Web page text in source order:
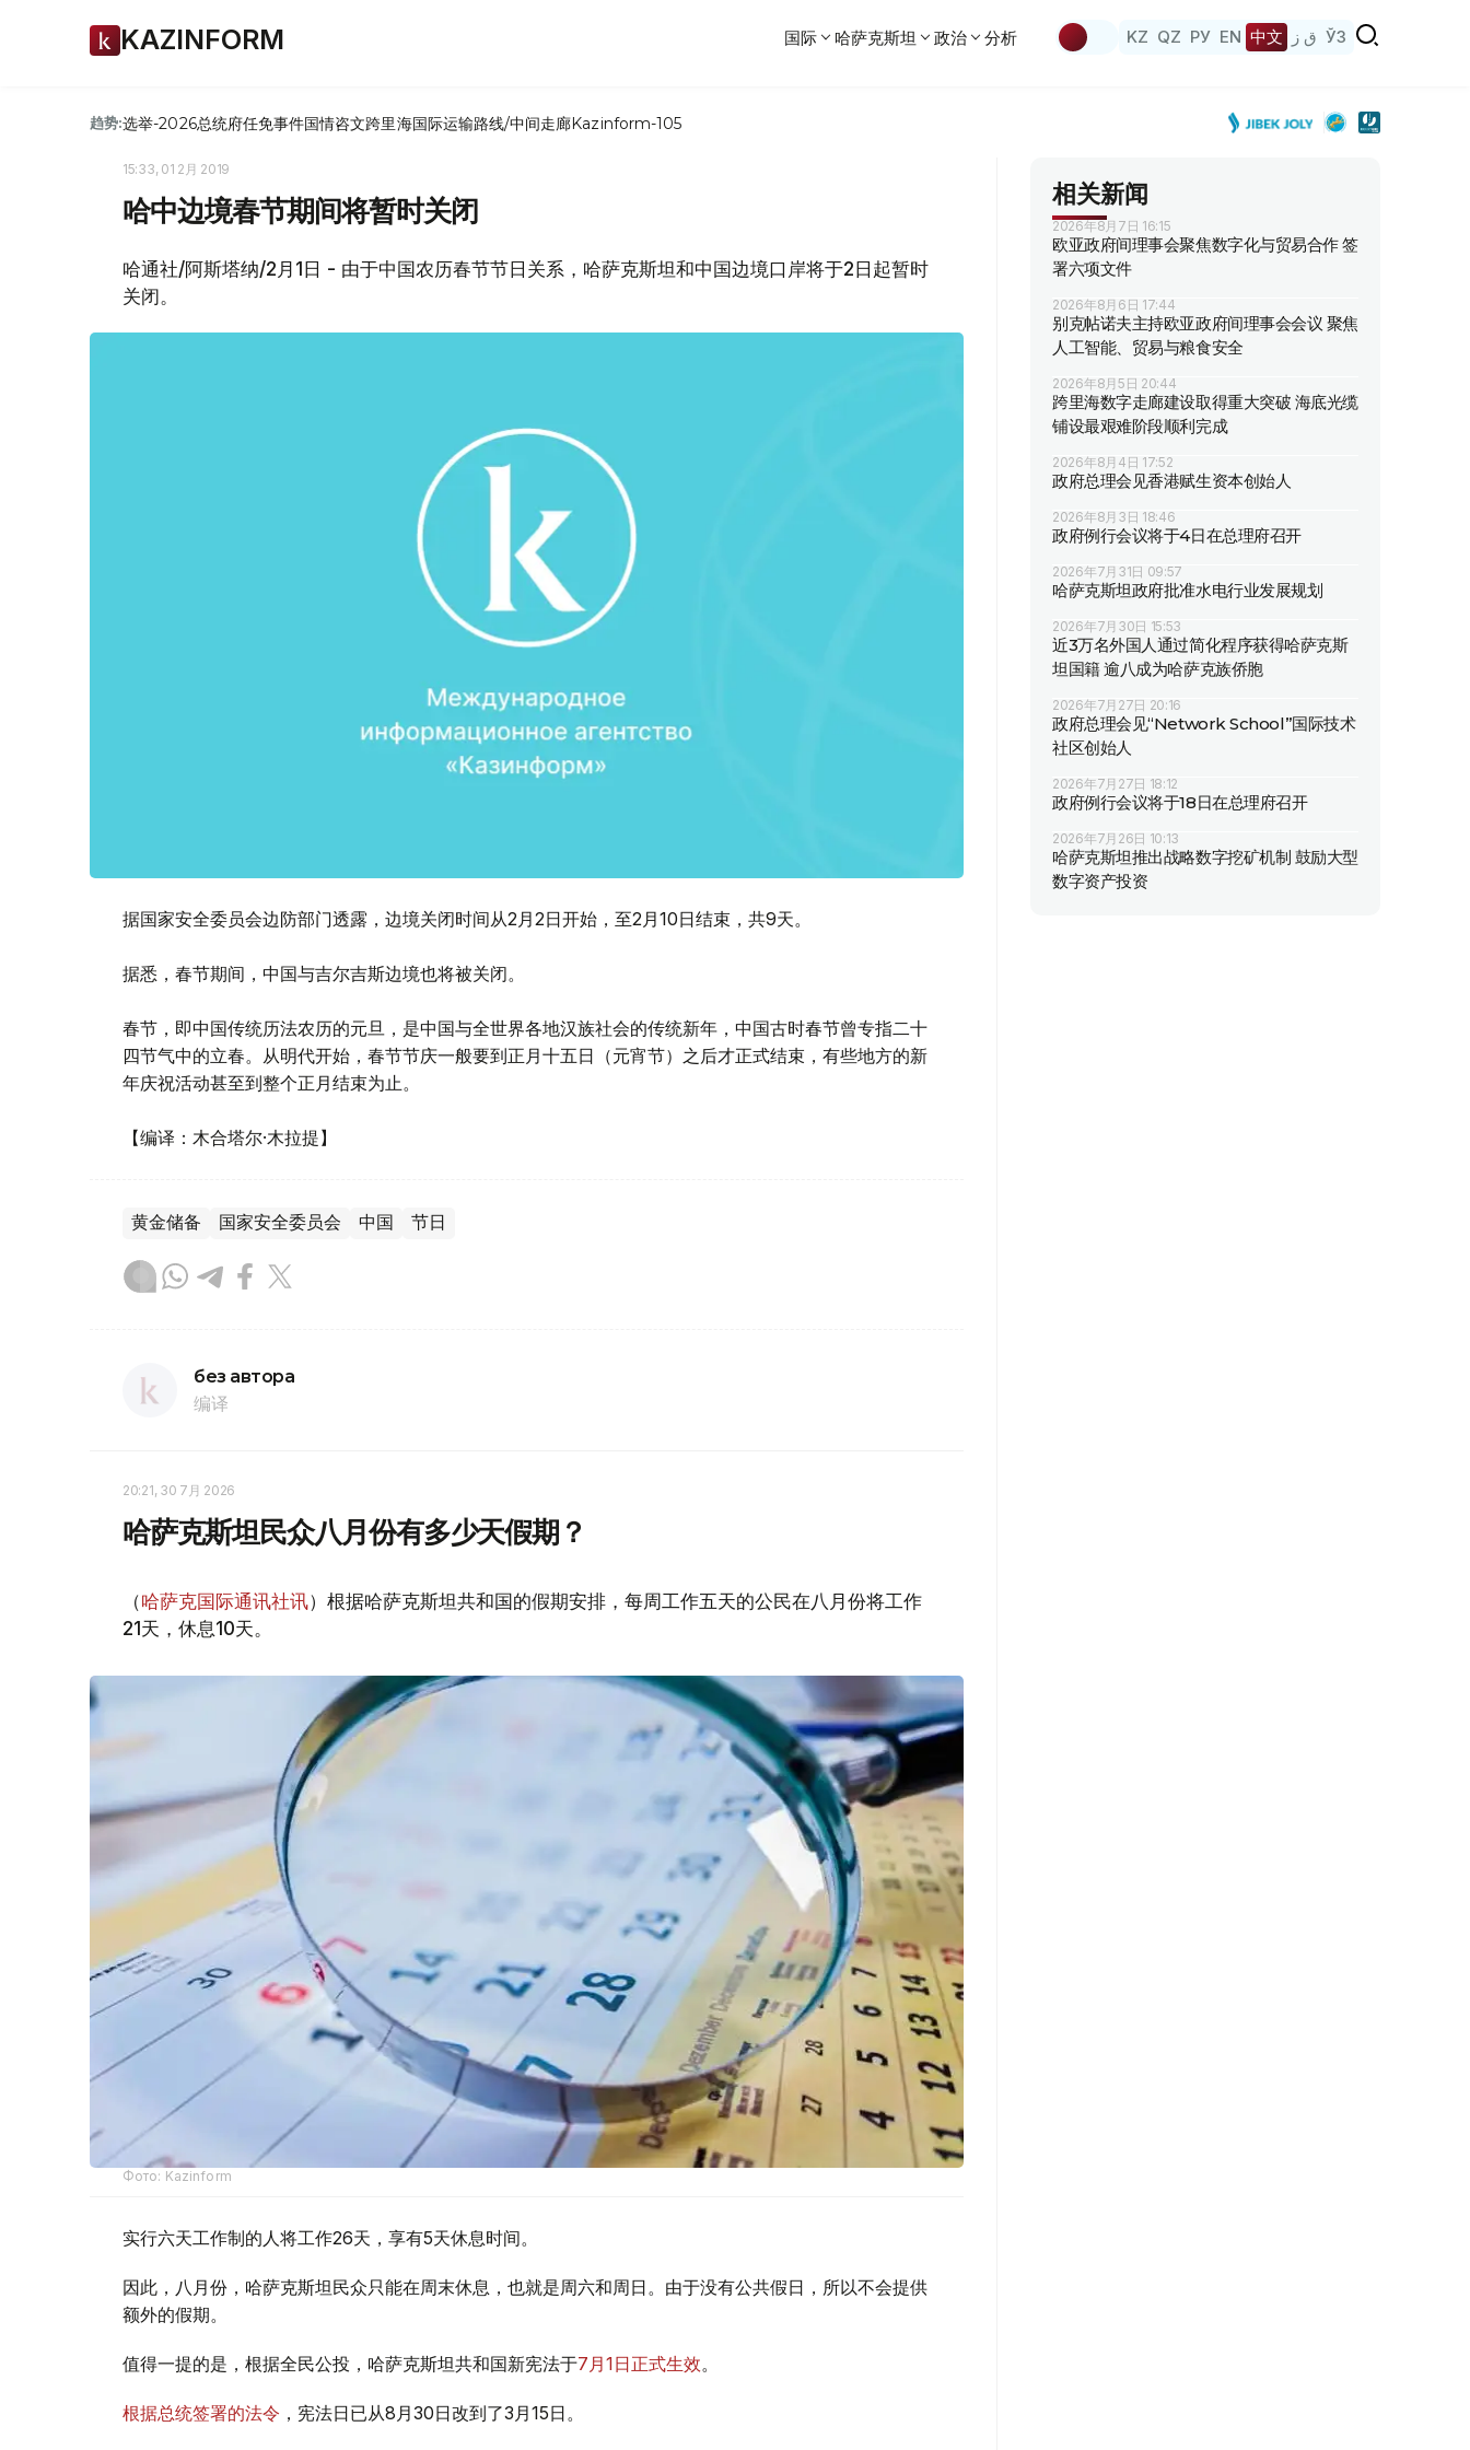
KAZINFORM 国际 哈萨克斯坦 政治 分析 KZ QZ РУ EN 中文 ق ز ЎЗ
趋势:选举-2026总统府任免事件国情咨文跨里海国际运输路线/中间走廊Kazinform-105
15:33, 01 2月 2019
哈中边境春节期间将暂时关闭
哈通社/阿斯塔纳/2月1日 - 由于中国农历春节节日关系，哈萨克斯坦和中国边境口岸将于2日起暂时
关闭。
据国家安全委员会边防部门透露，边境关闭时间从2月2日开始，至2月10日结束，共9天。
据悉，春节期间，中国与吉尔吉斯边境也将被关闭。
春节，即中国传统历法农历的元旦，是中国与全世界各地汉族社会的传统新年，中国古时春节曾专指二十
四节气中的立春。从明代开始，春节节庆一般要到正月十五日（元宵节）之后才正式结束，有些地方的新
年庆祝活动甚至到整个正月结束为止。
【编译：木合塔尔·木拉提】
黄金储备 国家安全委员会 中国 节日
без автора
编译
20:21, 30 7月 2026
哈萨克斯坦民众八月份有多少天假期？
（哈萨克国际通讯社讯）根据哈萨克斯坦共和国的假期安排，每周工作五天的公民在八月份将工作
21天，休息10天。
Фото: Kazinform
实行六天工作制的人将工作26天，享有5天休息时间。
因此，八月份，哈萨克斯坦民众只能在周末休息，也就是周六和周日。由于没有公共假日，所以不会提供
额外的假期。
值得一提的是，根据全民公投，哈萨克斯坦共和国新宪法于7月1日正式生效。
根据总统签署的法令 ，宪法日已从8月30日改到了3月15日。
相关新闻
2026年8月7日 16:15
欧亚政府间理事会聚焦数字化与贸易合作 签
署六项文件
2026年8月6日 17:44
别克帖诺夫主持欧亚政府间理事会会议 聚焦
人工智能、贸易与粮食安全
2026年8月5日 20:44
跨里海数字走廊建设取得重大突破 海底光缆
铺设最艰难阶段顺利完成
2026年8月4日 17:52
政府总理会见香港赋生资本创始人
2026年8月3日 18:46
政府例行会议将于4日在总理府召开
2026年7月31日 09:57
哈萨克斯坦政府批准水电行业发展规划
2026年7月30日 15:53
近3万名外国人通过简化程序获得哈萨克斯
坦国籍 逾八成为哈萨克族侨胞
2026年7月27日 20:16
政府总理会见“Network School”国际技术
社区创始人
2026年7月27日 18:12
政府例行会议将于18日在总理府召开
2026年7月26日 10:13
哈萨克斯坦推出战略数字挖矿机制 鼓励大型
数字资产投资